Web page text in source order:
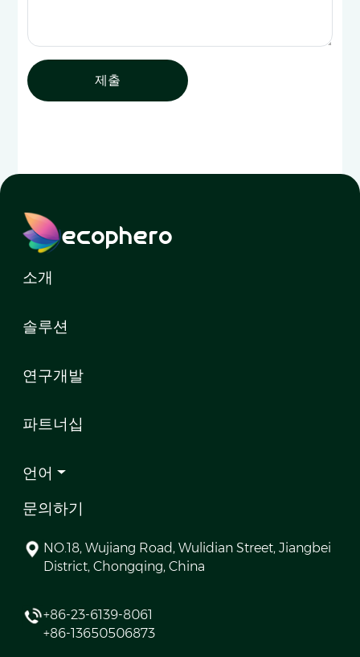
제출
ecophero
소개
솔루션
연구개발
파트너십
언어
문의하기
NO.18, Wujiang Road, Wulidian Street, Jiangbei
District, Chongqing, China
+86-23-6139-8061
+86-13650506873